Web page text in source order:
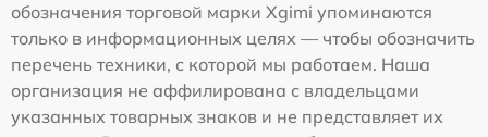
обозначения торговой марки Xgimi упоминаются
только в информационных целях — чтобы обозначить
перечень техники, с которой мы работаем. Наша
организация не аффилирована с владельцами
указанных товарных знаков и не представляет их